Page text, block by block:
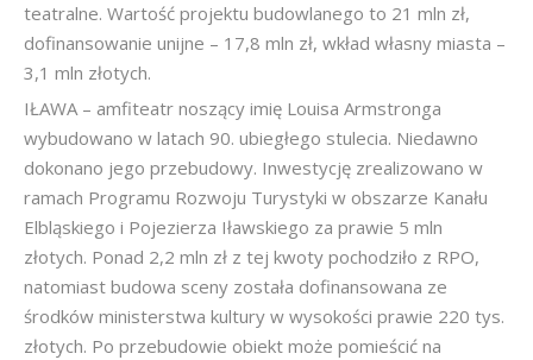
teatralne. Wartość projektu budowlanego to 21 mln zł,
dofinansowanie unijne – 17,8 mln zł, wkład własny miasta –
3,1 mln złotych.
IŁAWA – amfiteatr noszący imię Louisa Armstronga
wybudowano w latach 90. ubiegłego stulecia. Niedawno
dokonano jego przebudowy. Inwestycję zrealizowano w
ramach Programu Rozwoju Turystyki w obszarze Kanału
Elbląskiego i Pojezierza Iławskiego za prawie 5 mln
złotych. Ponad 2,2 mln zł z tej kwoty pochodziło z RPO,
natomiast budowa sceny została dofinansowana ze
środków ministerstwa kultury w wysokości prawie 220 tys.
złotych. Po przebudowie obiekt może pomieścić na